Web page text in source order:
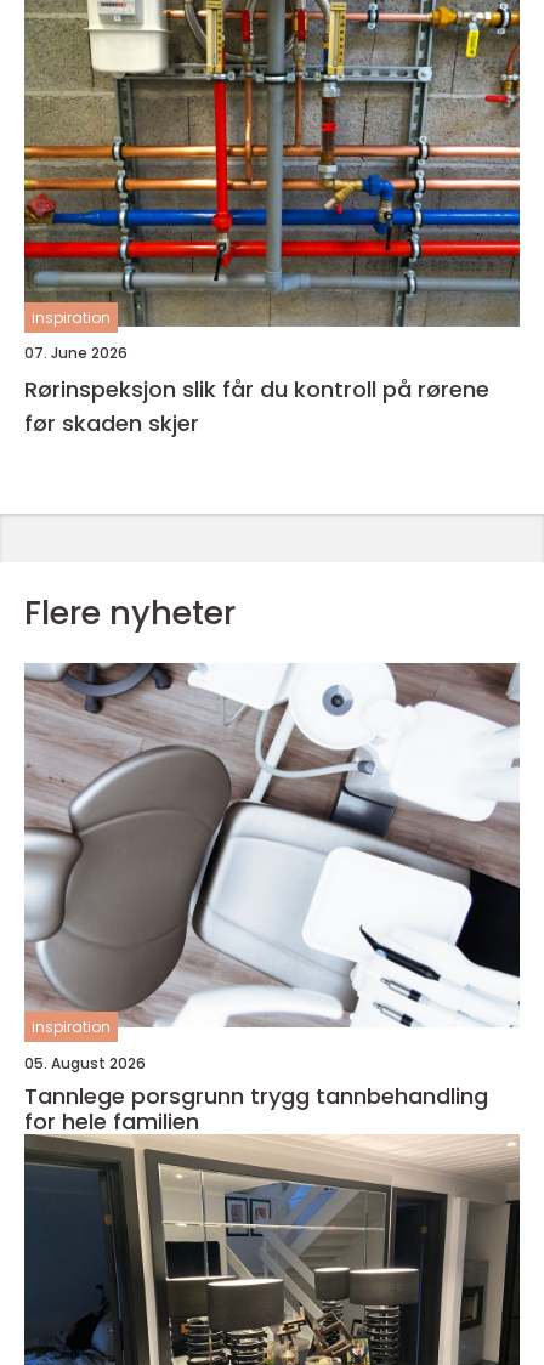
inspiration
07. June 2026
Rørinspeksjon slik får du kontroll på rørene
før skaden skjer
Flere nyheter
inspiration
05. August 2026
Tannlege porsgrunn trygg tannbehandling
for hele familien